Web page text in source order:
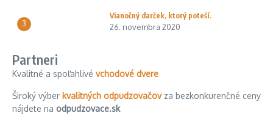
3
Vianočný darček, ktorý poteší.
26. novembra 2020
Partneri
Kvalitné a spoľahlivé vchodové dvere
Široký výber kvalitných odpudzovačovza bezkonkurenčné ceny
nájdete na odpudzovace.sk